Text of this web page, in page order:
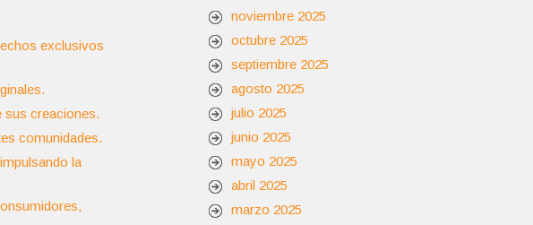
exclusivos
sus creaciones.
comunidades.
la
noviembre 2025
octubre 2025
septiembre 2025
agosto 2025
julio 2025
junio 2025
mayo 2025
abril 2025
marzo 2025